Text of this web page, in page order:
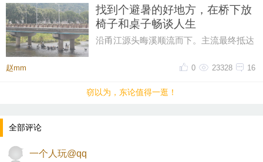
找到个避暑的好地方，在桥下放
椅子和桌子畅谈人生
沿甬江源头晦溪顺流而下。主流最终抵达
家水利风景区。由于“晦溪
赵mm 16
23328
0
窃以为，东论值得一逛！
全部评论
一个人玩@qq